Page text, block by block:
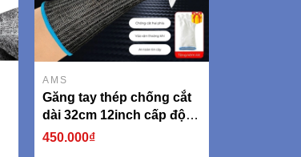
AMS
Găng tay thép chống cắt
dài 32cm 12inch cấp độ 5
model AMS532F (AMS,
450.000₫